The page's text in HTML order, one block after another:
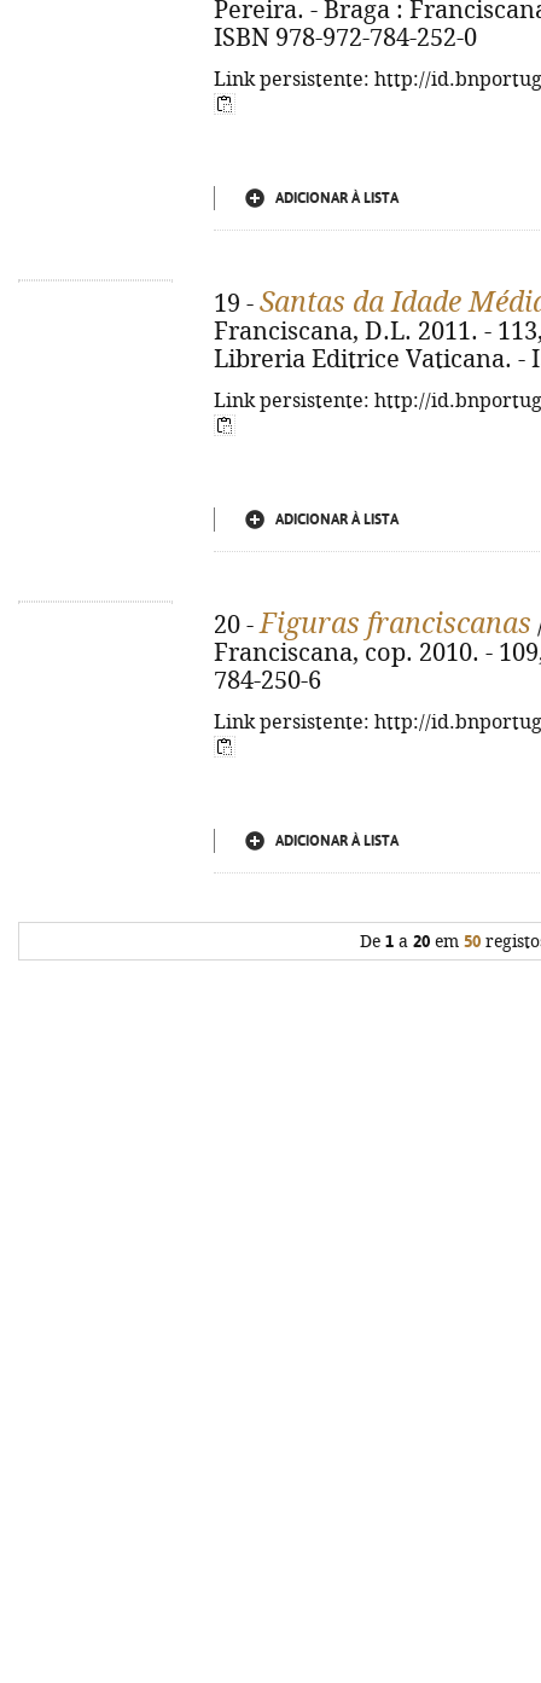
Pereira. - Braga :
ISBN 978-972-784-252-0
Link persistente: http://
ADICIONAR À LISTA
19 - Santas da Idade
Franciscana, D.L. 2011. -
Libreria Editrice Vaticana. -
Link persistente: http://
ADICIONAR À LISTA
20 -Figuras franciscanas
Franciscana, cop. 2010. -
784-250-6
Link persistente: http://
ADICIONAR À LISTA
De 1a 20em 50